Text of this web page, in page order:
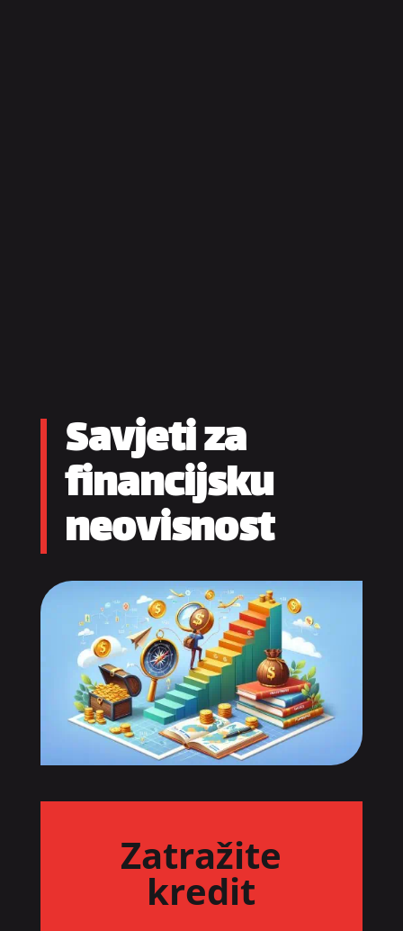
Savjeti za
financijsku
neovisnost
Zatražite
kredit